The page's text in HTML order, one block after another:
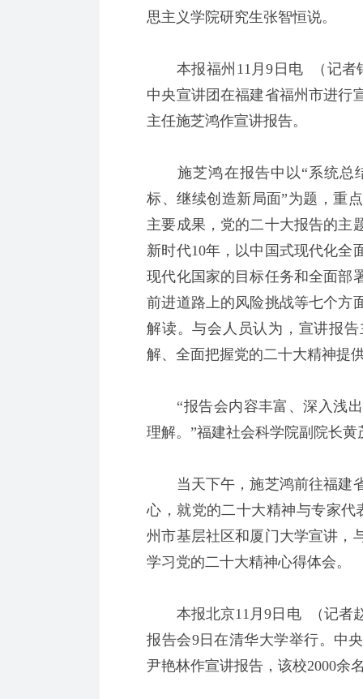
思主义学院研究生张智恒说。
本报福州11月9日电 （记者
中央宣讲团在福建省福州市进行
主任施芝鸿作宣讲报告。
施芝鸿在报告中以“系统总
标、继续创造新局面”为题，重
主要成果，党的二十大报告的主
新时代10年，以中国式现代化全
现代化国家的目标任务和全面部
前进道路上的风险挑战等七个方
解读。与会人员认为，宣讲报
解、全面把握党的二十大精神提
“报告会内容丰富、深入浅出
理解。”福建社会科学院副院长黄
当天下午，施芝鸿前往福建省
心，就党的二十大精神与专家
州市基层社区和厦门大学宣讲，
学习党的二十大精神心得体会。
本报北京11月9日电 （记者赵
报告会9日在清华大学举行。中
尹艳林作宣讲报告，该校2000余